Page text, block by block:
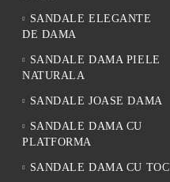
SANDALE ELEGANTE
DE DAMA
SANDALE DAMA PIELE
NATURALA
SANDALE JOASE DAMA
SANDALE DAMA CU
PLATFORMA
SANDALE DAMA CU TOC